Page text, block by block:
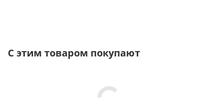
С этим товаром покупают